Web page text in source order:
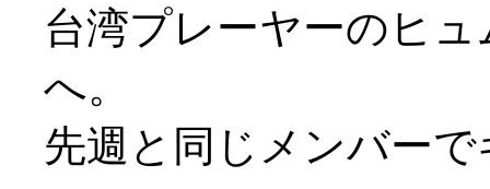
台湾プレーヤーのヒ
へ。
先週と同じメンバー